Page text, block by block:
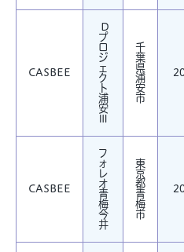
CASBEE
D
プ
ロ
ジ
ェ
ク
ト
浦
安
Ⅲ
千
葉
県
浦
安
市
CASBEE
フ
ォ
レ
オ
青
梅
今
井
東
京
都
青
梅
市